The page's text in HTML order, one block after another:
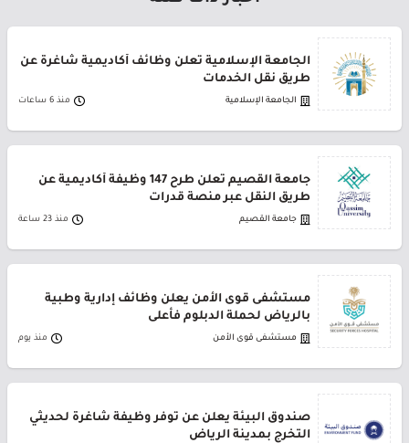
الجامعة الإسلامية تعلن وظائف أكاديمية شاغرة عن
طريق نقل الخدمات
الجامعة الإسلامية منذ 6 ساعات
جامعة القصيم تعلن طرح 147 وظيفة أكاديمية عن
طريق النقل عبر منصة قدرات
جامعة القصيم منذ 23 ساعة
مستشفى قوى الأمن يعلن وظائف إدارية وطبية
بالرياض لحملة الدبلوم فأعلى
مستشفى قوى الأمن منذ يوم
صندوق البيئة يعلن عن توفر وظيفة شاغرة لحديثي
التخرج بمدينة الرياض